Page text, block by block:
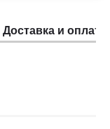
Доставка и оплата